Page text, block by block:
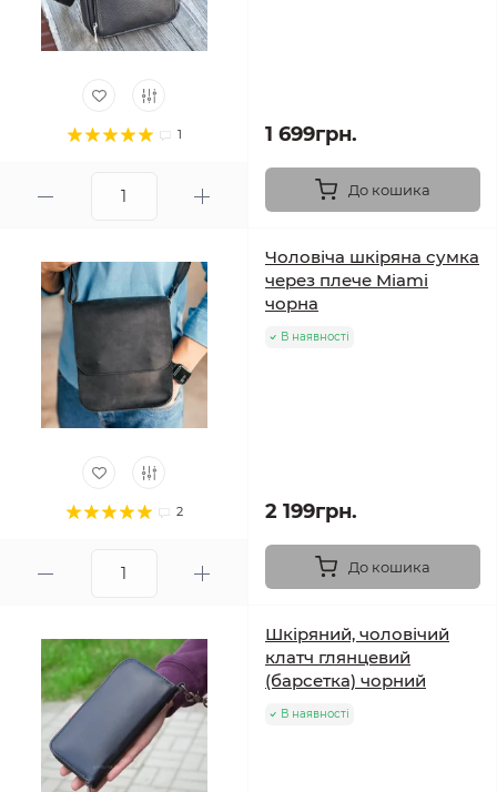
1 1 699грн.
До кошика
2
Чоловіча шкіряна сумка
через плече Miami
чорна
В наявності
2 199грн.
До кошика
Шкіряний, чоловічий
клатч глянцевий
(барсетка) чорний
В наявності